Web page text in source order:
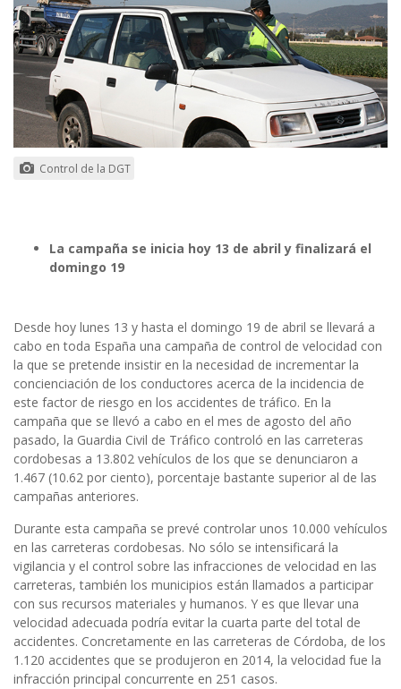
Control de la DGT
La campaña se inicia hoy 13 de abril y finalizará el
domingo 19
Desde hoy lunes 13 y hasta el domingo 19 de abril se llevará a
cabo en toda España una campaña de control de velocidad con
la que se pretende insistir en la necesidad de incrementar la
concienciación de los conductores acerca de la incidencia de
este factor de riesgo en los accidentes de tráfico. En la
campaña que se llevó a cabo en el mes de agosto del año
pasado, la Guardia Civil de Tráfico controló en las carreteras
cordobesas a 13.802 vehículos de los que se denunciaron a
1.467 (10.62 por ciento), porcentaje bastante superior al de las
campañas anteriores.
Durante esta campaña se prevé controlar unos 10.000 vehículos
en las carreteras cordobesas. No sólo se intensificará la
vigilancia y el control sobre las infracciones de velocidad en las
carreteras, también los municipios están llamados a participar
con sus recursos materiales y humanos. Y es que llevar una
velocidad adecuada podría evitar la cuarta parte del total de
accidentes. Concretamente en las carreteras de Córdoba, de los
1.120 accidentes que se produjeron en 2014, la velocidad fue la
infracción principal concurrente en 251 casos.